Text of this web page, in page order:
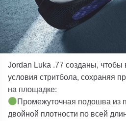
Jordan Luka .77 созданы,
условия стритбола, сохраняя
на площадке:
Промежуточная подошва из
двойной плотности по всей